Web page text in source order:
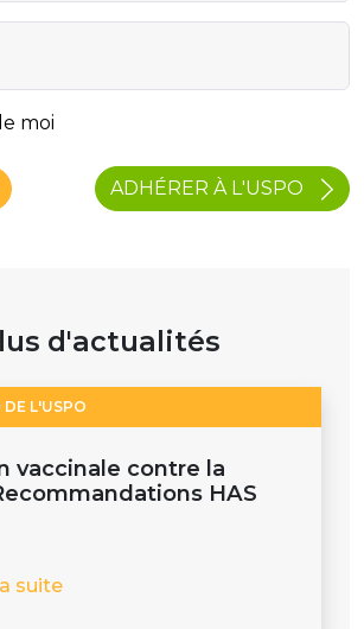
moi
ADHÉRER À L'USPO
d'actualités
L'USPO
vaccinale contre la
HAS
suite